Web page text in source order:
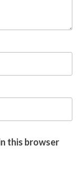
this browser